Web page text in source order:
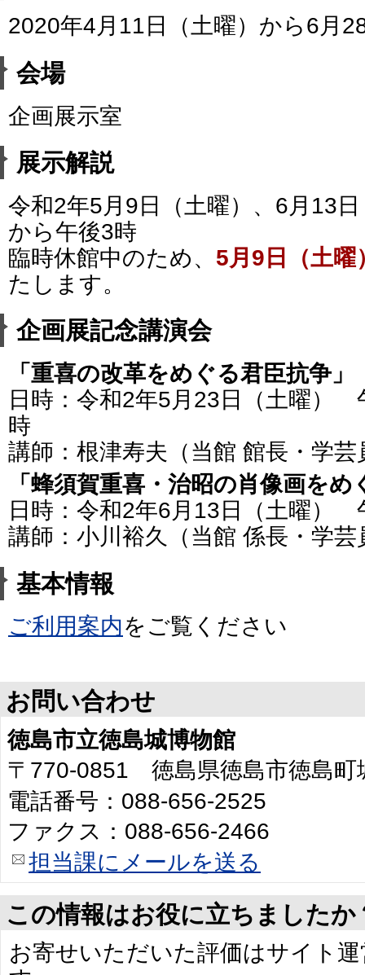
2020年4月11日（土曜）から6月
会場
企画展示室
展示解説
令和2年5月9日（土曜）、6月13
から午後3時
臨時休館中のため、 5月9日（土曜
たします。
企画展記念講演会
「重喜の改革をめぐる君臣抗争
日時：令和2年5月23日（土曜）
時
講師：根津寿夫（当館 館長・学芸
「蜂須賀重喜・治昭の肖像画をめ
日時：令和2年6月13日（土曜）
講師：小川裕久（当館 係長・学芸
基本情報
ご利用案内をご覧ください
お問い合わせ
徳島市立徳島城博物館
〒770-0851 徳島県徳島市徳島町
電話番号：088-656-2525
ファクス：088-656-2466
担当課にメールを送る
この情報はお役に立ちましたか
お寄せいただいた評価はサイト